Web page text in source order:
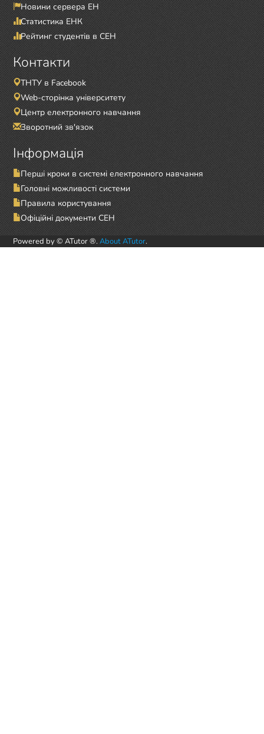
Новини сервера ЕН
Статистика ЕНК
Рейтинг студентів в СЕН
Контакти
ТНТУ в Facebook
Web-сторінка університету
Центр електронного навчання
Зворотний зв'язок
Інформація
Перші кроки в системі електронного навчання
Головні можливості системи
Правила користування
Офіційні документи СЕН
Powered by © ATutor ®. About ATutor.